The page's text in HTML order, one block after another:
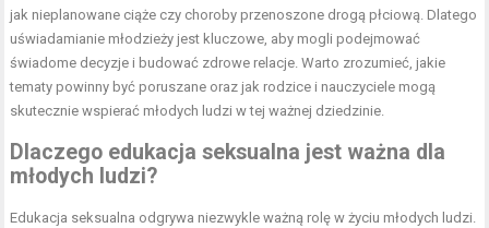
jak nieplanowane ciąże czy choroby przenoszone drogą płciową. Dlatego
uświadamianie młodzieży jest kluczowe, aby mogli podejmować
świadome decyzje i budować zdrowe relacje. Warto zrozumieć, jakie
tematy powinny być poruszane oraz jak rodzice i nauczyciele mogą
skutecznie wspierać młodych ludzi w tej ważnej dziedzinie.
Dlaczego edukacja seksualna jest ważna dla
młodych ludzi?
Edukacja seksualna odgrywa niezwykle ważną rolę w życiu młodych ludzi.